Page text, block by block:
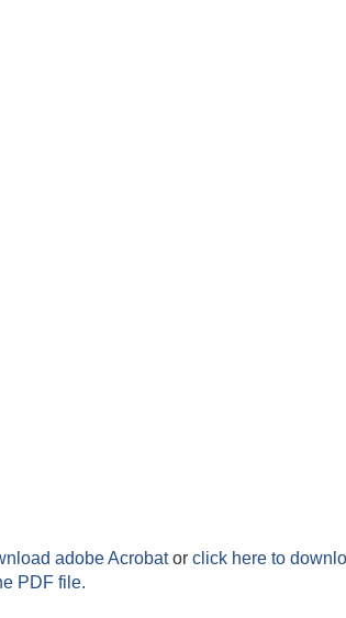
adobe Acrobator click here to
PDF file.